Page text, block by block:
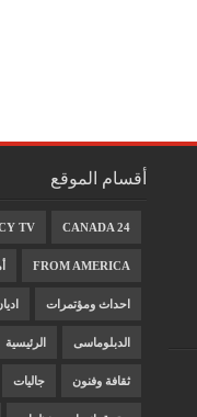
أقسام الموقع
CANADA 24
TV
FROM AMERICA
احداث ومؤتمرات
الدبلوماسى الرئيسية
ثقافة وفنون جاليات